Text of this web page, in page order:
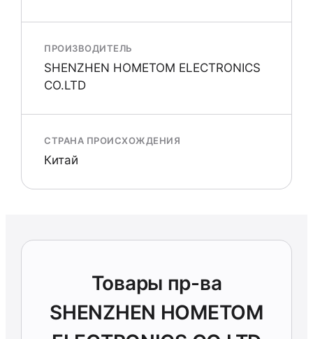
ПРОИЗВОДИТЕЛЬ
SHENZHEN HOMETOM ELECTRONICS
CO.LTD
СТРАНА ПРОИСХОЖДЕНИЯ
Китай
Товары пр-ва
SHENZHEN HOMETOM